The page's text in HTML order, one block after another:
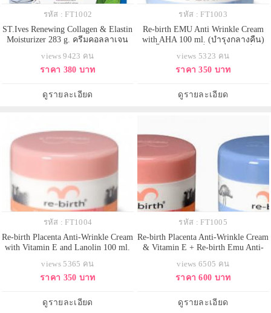
รหัส : FT1002
ST.Ives Renewing Collagen & Elastin
Moisturizer 283 g. ครีมคอลลาเจน
เข้มข้นด้วยคอลลาเจน และอิลาสติน
เพื่อการต่อต้านริ้วรอยแห่งกาลเวลา
สุขภาพดี และ ดูอ่อนเยาว์ช่วยเติมคอ
views 9423 คน
ราคา 380 บาท
ดูรายละเอียด
รหัส : FT1003
Re-birth EMU Anti Wrinkle Cream
with AHA 100 ml. (บำรุงกลางคืน)
ให้เนื้อครีมซึมลึกสู่ผิว ช่วยลดริ้วรอย
และช่วยให้ผิวกระจ่างใสในกระปุก
มี ประสิทธิภาพต่อต้านริ้วรอยและ
views 5323 คน
ราคา 350 บาท
ดูรายละเอียด
รหัส : FT1004
Re-birth Placenta Anti-Wrinkle Cream
with Vitamin E and Lanolin 100 ml.
ที่สุดในออสเตรเลีย ครีมรกแกะ ครีม
บำรุงที่อุดมไปด้วยวิตามิน แร่ธาตุ
นานาชนิด จากคุณค่าของรกแกะที่มี
โมเลกุลเล็กพร
views 5365 คน
ราคา 350 บาท
ดูรายละเอียด
รหัส : FT1005
Re-birth Placenta Anti-Wrinkle Cream
& Vitamin E + Re-birth Emu Anti-
รกแกะ รี-เบิร์ท สำหรับกลางวัน +
ครีมอีมู รี-เบิร์ท สำหรับกลางคืน
ย่นและฟื้นฟูสภาพผิวให้นุ่ม
views 6505 คน
ราคา 600 บาท
ดูรายละเอียด